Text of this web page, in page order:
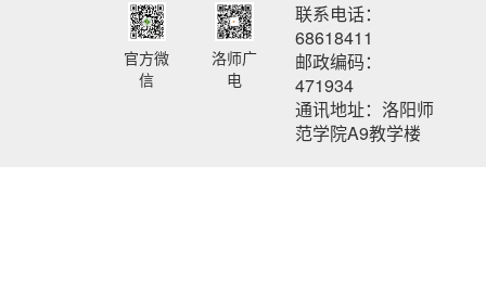
官方微
信
洛师广
电
联系电话：
68618411
邮政编码：
471934
通讯地址：洛阳师
范学院A9教学楼